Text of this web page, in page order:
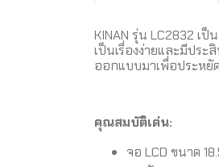
KINAN รุ่น LC2832 เ
เป็นเรื่องง่ายและมีปร
ออกแบบมาเพื่อประหยั
คุณสมบัติเด่น:
จอ LCD ขนาด